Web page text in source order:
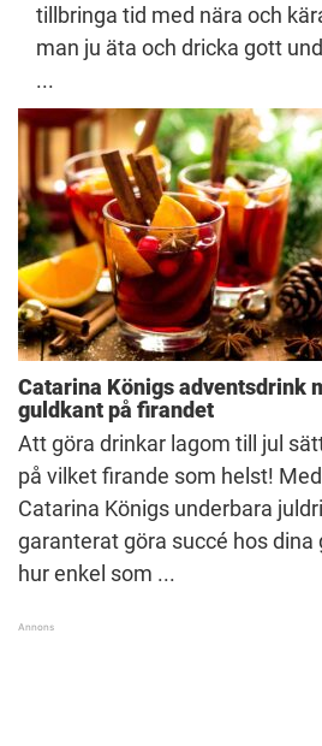
tillbringa tid med nära och
man ju äta och dricka gott
...
Catarina Königs adventsdrink
guldkant på firandet
Att göra drinkar lagom till jul
på vilket firande som helst!
Catarina Königs underbara
garanterat göra succé hos
hur enkel som ...